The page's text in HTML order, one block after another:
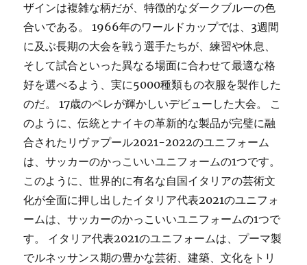
ザインは複雑な柄だが、特徴的なダークブルーの色
合いである。 1966年のワールドカップでは、3週間
に及ぶ長期の大会を戦う選手たちが、練習や休息、
そして試合といった異なる場面に合わせて最適な格
好を選べるよう、実に5000種類もの衣服を製作した
のだ。 17歳のペレが輝かしいデビューした大会。 こ
のように、伝統とナイキの革新的な製品が完璧に融
合されたリヴァプール2021-2022のユニフォーム
は、サッカーのかっこいいユニフォームの1つです。
このように、世界的に有名な自国イタリアの芸術文
化が全面に押し出したイタリア代表2021のユニフォ
ームは、サッカーのかっこいいユニフォームの1つで
す。 イタリア代表2021のユニフォームは、プーマ製
でルネッサンス期の豊かな芸術、建築、文化をトリ